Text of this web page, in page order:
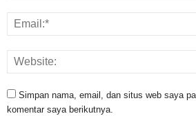
Simpan nama, email, dan situs web saya
komentar saya berikutnya.